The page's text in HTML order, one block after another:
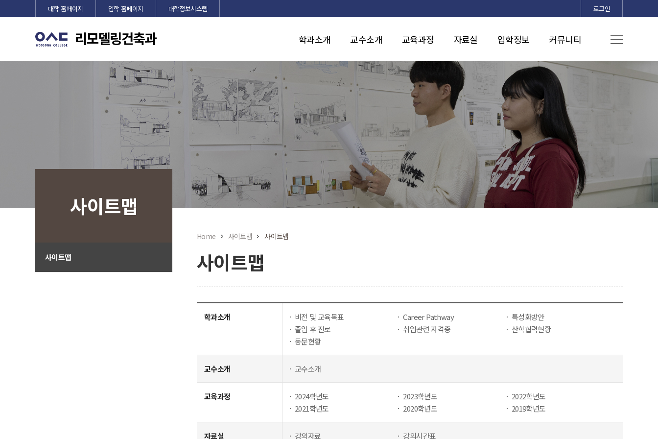
대학 홈페이지 입학 홈페이지 대학정보시스템 로그인
학과소개 교수소개 교육과정 자료실 입학정보 커뮤니티
사이트맵
사이트맵
Home 사이트맵 사이트맵
사이트맵
학과소개 비전 및 교육목표 Career Pathway
특성화방안
졸업 후 진로
취업관련 자격증
산학협력현황
동문현황
교수소개 교수소개
교육과정 2024학년도 2023학년도
2022학년도
2021학년도
2020학년도 2019학년도
자료실 강의자료 강의시간표